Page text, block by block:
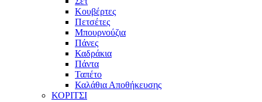
Κουβέρτες
Πετσέτες
Μπουρνούζια
Πάνες
Καδράκια
Πάντα
Ταπέτο
Καλάθια Αποθήκευσης
ΚΟΡΙΤΣΙ